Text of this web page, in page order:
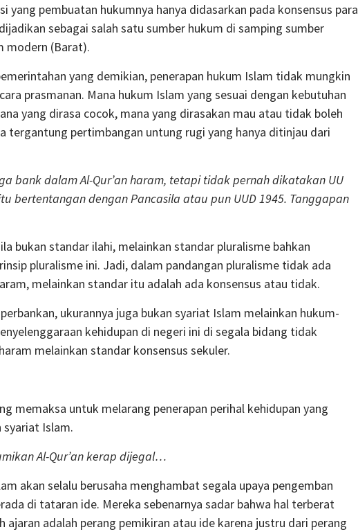
yang pembuatan hukumnya hanya didasarkan pada konsensus para
sebagai salah satu sumber hukum di samping sumber
modern (Barat).
yang demikian, penerapan hukum Islam tidak mungkin
prasmanan. Mana hukum Islam yang sesuai dengan kebutuhan
yang dirasa cocok, mana yang dirasakan mau atau tidak boleh
tergantung pertimbangan untung rugi yang hanya ditinjau dari
bank dalam Al-Qur’an haram, tetapi tidak pernah dikatakan UU
bertentangan dengan Pancasila atau pun UUD 1945. Tanggapan
bukan standar ilahi, melainkan standar pluralisme bahkan
pluralisme ini. Jadi, dalam pandangan pluralisme tidak ada
melainkan standar itu adalah ada konsensus atau tidak.
ukurannya juga bukan syariat Islam melainkan hukum-
kehidupan di negeri ini di segala bidang tidak
melainkan standar konsensus sekuler.
memaksa untuk melarang penerapan perihal kehidupan yang
Islam.
Al-Qur’an kerap dijegal…
akan selalu berusaha menghambat segala upaya pengemban
di tataran ide. Mereka sebenarnya sadar bahwa hal terberat
ajaran adalah perang pemikiran atau ide karena justru dari perang